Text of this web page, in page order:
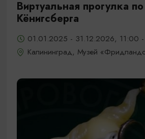
Виртуальная прогулка
Кёнигсберга
01.01.2025 - 31.12.2026, 11:00
Калининград, Музей